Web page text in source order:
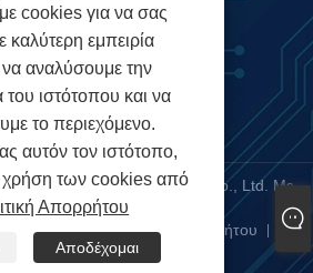
Payment
Options
© 2023 Unixplore Electronics Co., Ltd. Με
παντός δικαιώματος
RSS | XML | Πολιτική Απορρήτου
cookies για να σας
εμπειρία
αναλύσουμε την
του ιστότοπου και να
το περιεχόμενο.
αυτόν τον ιστότοπο,
χρήση των cookies από
Απορρήτου
Αποδέχομαι